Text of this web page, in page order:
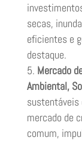
secas,
eficientes e
destaque.
Mercado
Ambiental,
sustentáveis
mercado de
comum,